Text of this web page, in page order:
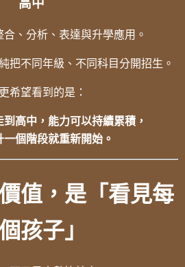
、分析、表達與升學應用。
把不同年級、不同科目分開招生。
希望看到的是：
高中，能力可以持續累積，
個階段就重新開始。
值，是「看見每
孩子」